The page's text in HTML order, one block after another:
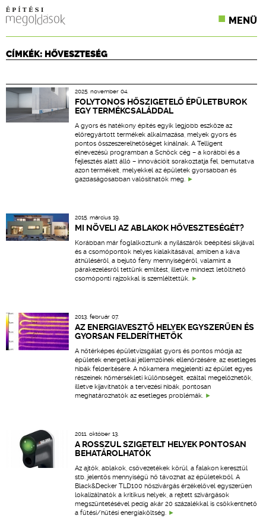
MENÜ
KONFERENCIÁK
CPR TERMÉKKIÍRÁS
ÉPÍTÉSI JOG
ONLINE KÉPZÉSEK
TERVEZÉSI SEGÉDLETEK
CÍMKÉK: HŐVESZTESÉG
2025. november 04.
FOLYTONOS HŐSZIGETELŐ ÉPÜLETBUROK
EGY TERMÉKCSALÁDDAL
A gyors és hatékony építés egyik legjobb eszköze az
előregyártott termékek alkalmazása, melyek gyors és
pontos összeszerelhetőséget kínálnak. A Telligent
elnevezésű programban a Schöck cég – a korábbi és a
fejlesztés alatt álló – innovációit sorakoztatja fel, bemutatva
azon termékeit, melyekkel az épületek gyorsabban és
gazdaságosabban valósíthatók meg.
2015. március 19.
MI NÖVELI AZ ABLAKOK HŐVESZTESÉGÉT?
Korábban már foglalkoztunk a nyílászárók beépítési síkjával
és a csomópontok helyes kialakításával, amiben a káva
áthűléséről, a bejutó fény mennyiségéről, valamint a
párakezelésről tettünk említést, illetve mindezt letölthető
csomóponti rajzokkal is szemléltettük.
2013. február 07.
AZ ENERGIAVESZTŐ HELYEK EGYSZERŰEN ÉS
GYORSAN FELDERÍTHETŐK
A hőtérképes épületvizsgálat gyors és pontos módja az
épületek energetikai jellemzőinek ellenőrzésére, az esetleges
hibák felderítésére. A hőkamera megjeleníti az épület egyes
részeinek hőmérsékleti különbségeit, ezáltal megelőzhetők,
illetve kijavíthatók a tervezési hibák, pontosan
meghatározhatók az esetleges problémák.
2011. október 13.
A ROSSZUL SZIGETELT HELYEK PONTOSAN
BEHATÁROLHATÓK
Az ajtók, ablakok, csővezetékek körül, a falakon keresztül
stb. jelentős mennyiségű hő távozhat az épületekből. A
Black&Decker TLD100 hőszivárgás érzékelővel egyszerűen
lokalizálhatók a kritikus helyek, a rejtett szivárgások
megszüntetésével pedig akár 20 százalékkal is csökkenthető
a fűtési/hűtési energiaköltség.